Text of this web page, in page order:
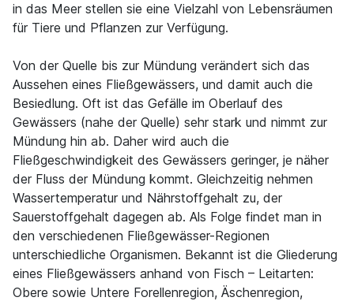
in das Meer stellen sie eine Vielzahl von Lebensräumen
für Tiere und Pflanzen zur Verfügung.
Von der Quelle bis zur Mündung verändert sich das
Aussehen eines Fließgewässers, und damit auch die
Besiedlung. Oft ist das Gefälle im Oberlauf des
Gewässers (nahe der Quelle) sehr stark und nimmt zur
Mündung hin ab. Daher wird auch die
Fließgeschwindigkeit des Gewässers geringer, je näher
der Fluss der Mündung kommt. Gleichzeitig nehmen
Wassertemperatur und Nährstoffgehalt zu, der
Sauerstoffgehalt dagegen ab. Als Folge findet man in
den verschiedenen Fließgewässer-Regionen
unterschiedliche Organismen. Bekannt ist die Gliederung
eines Fließgewässers anhand von Fisch – Leitarten:
Obere sowie Untere Forellenregion, Äschenregion,